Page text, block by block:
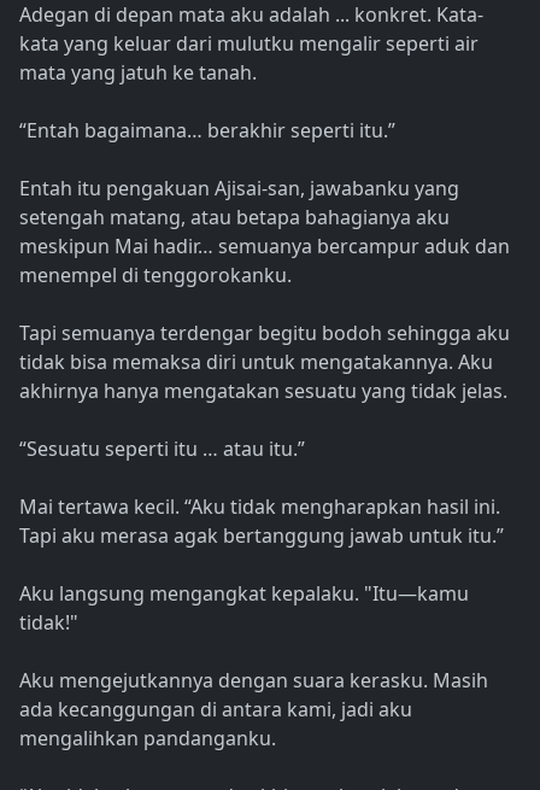
Adegan di depan mata aku adalah ... konkret. Kata-
kata yang keluar dari mulutku mengalir seperti air
mata yang jatuh ke tanah.
“Entah bagaimana… berakhir seperti itu.”
Entah itu pengakuan Ajisai-san, jawabanku yang
setengah matang, atau betapa bahagianya aku
meskipun Mai hadir… semuanya bercampur aduk dan
menempel di tenggorokanku.
Tapi semuanya terdengar begitu bodoh sehingga aku
tidak bisa memaksa diri untuk mengatakannya. Aku
akhirnya hanya mengatakan sesuatu yang tidak jelas.
“Sesuatu seperti itu … atau itu.”
Mai tertawa kecil. “Aku tidak mengharapkan hasil ini.
Tapi aku merasa agak bertanggung jawab untuk itu.”
Aku langsung mengangkat kepalaku. "Itu—kamu
tidak!"
Aku mengejutkannya dengan suara kerasku. Masih
ada kecanggungan di antara kami, jadi aku
mengalihkan pandanganku.